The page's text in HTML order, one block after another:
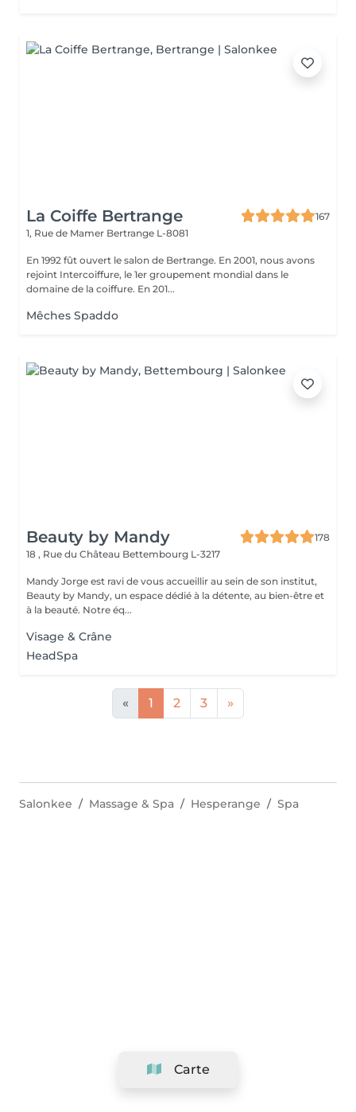
La Coiffe Bertrange
167
1, Rue de Mamer Bertrange L-8081
En 1992 fût ouvert le salon de Bertrange. En 2001, nous avons
rejoint Intercoiffure, le 1er groupement mondial dans le
domaine de la coiffure. En 201...
Mêches Spaddo
Beauty by Mandy
178
18 , Rue du Château Bettembourg L-3217
Mandy Jorge est ravi de vous accueillir au sein de son institut,
Beauty by Mandy, un espace dédié à la détente, au bien-être et
à la beauté. Notre éq...
Visage & Crâne
HeadSpa
« 1 2 3 »
Carte
Salonkee Massage & Spa Hesperange Spa